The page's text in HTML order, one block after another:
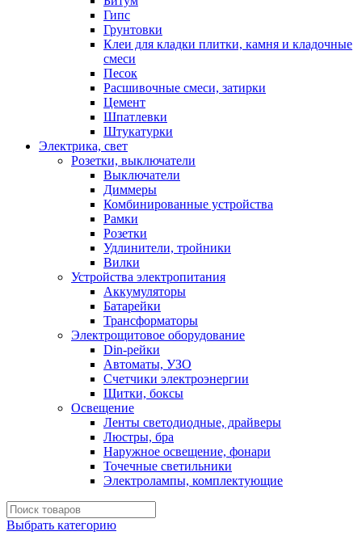
Гипс
Грунтовки
Клеи для кладки плитки, камня и кладочные
смеси
Песок
Расшивочные смеси, затирки
Цемент
Шпатлевки
Штукатурки
Электрика, свет
Розетки, выключатели
Выключатели
Диммеры
Комбинированные устройства
Рамки
Розетки
Удлинители, тройники
Вилки
Устройства электропитания
Аккумуляторы
Батарейки
Трансформаторы
Электрощитовое оборудование
Din-рейки
Автоматы, УЗО
Счетчики электроэнергии
Щитки, боксы
Освещение
Ленты светодиодные, драйверы
Люстры, бра
Наружное освещение, фонари
Точечные светильники
Электролампы, комплектующие
Выбрать категорию